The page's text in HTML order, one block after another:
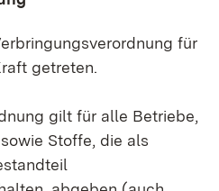
für
getreten.
gilt für alle Betriebe,
Stoffe, die als